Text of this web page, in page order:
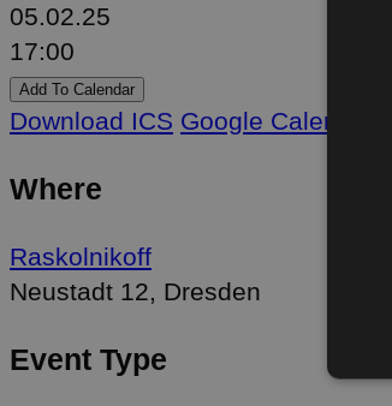
05.02.25
17:00
Add To Calendar
Download ICS Google Calendar
Where
Raskolnikoff
Neustadt 12, Dresden
Event Type